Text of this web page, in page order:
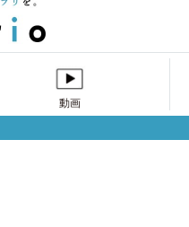
動画